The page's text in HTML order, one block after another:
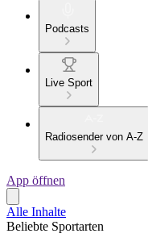
Podcasts
Live Sport
Radiosender von A-Z
App öffnen
Alle Inhalte
Beliebte Sportarten